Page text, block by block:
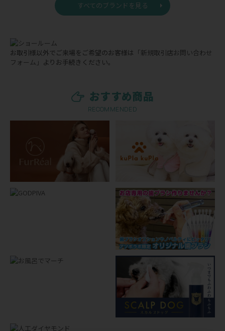
すべてのブランドを見る
お取引様以外でご来場をご希望のお客様は 「新規取引店お問い合わせ
フォーム」 よりお手続きください。
おすすめ商品
RECOMMENDED